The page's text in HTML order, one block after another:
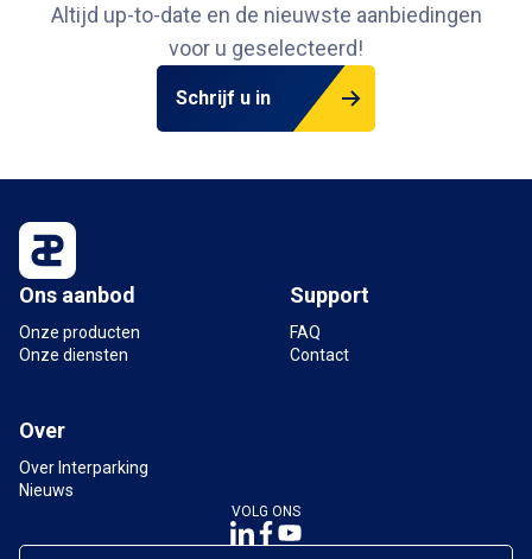
Altijd up-to-date en de nieuwste aanbiedingen
voor u geselecteerd!
Schrijf u in
Ons aanbod
Onze producten
Onze diensten
Support
FAQ
Contact
Over
Over Interparking
Nieuws
VOLG ONS